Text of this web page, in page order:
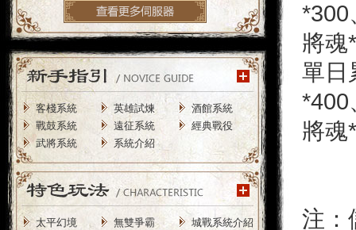
客棧系統 英雄試煉
酒館系統
戰鼓系統
遠征系統
經典戰役
武將系統
系統介紹
太平幻境 無雙爭霸
城戰系統介紹
*300
將魂
單日
*400
將魂
注：